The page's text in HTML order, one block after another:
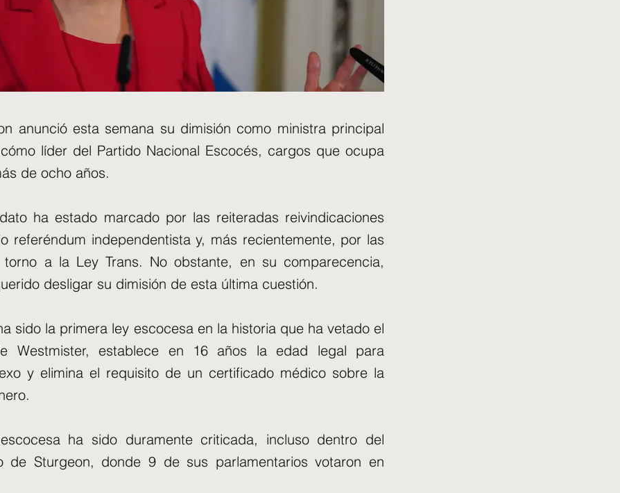
anunció esta semana su dimisión como ministra principal
líder del Partido Nacional Escocés, cargos que ocupa
de ocho años.
ha estado marcado por las reiteradas reivindicaciones
referéndum independentista y, más recientemente, por las
torno a la Ley Trans. No obstante, en su comparecencia,
desligar su dimisión de esta última cuestión.
sido la primera ley escocesa en la historia que ha vetado el
Westmister, establece en 16 años la edad legal para
y elimina el requisito de un certificado médico sobre la
ha sido duramente criticada, incluso dentro del
de Sturgeon, donde 9 de sus parlamentarios votaron en